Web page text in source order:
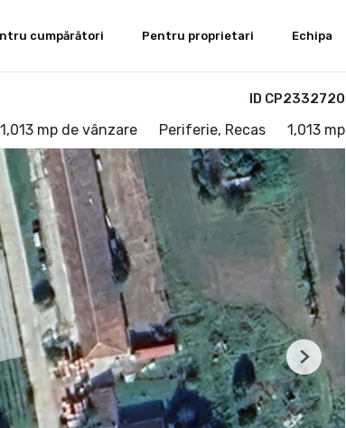
cumpărători Pentru proprietari Echipa
ID CP2332720
mp de vânzare Periferie, Recas 1,013 mp
Next